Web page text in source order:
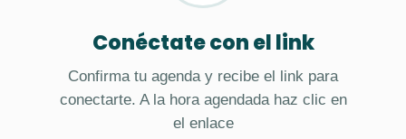
Conéctate con el link
Confirma tu agenda y recibe el link para
conectarte. A la hora agendada haz clic en
el enlace